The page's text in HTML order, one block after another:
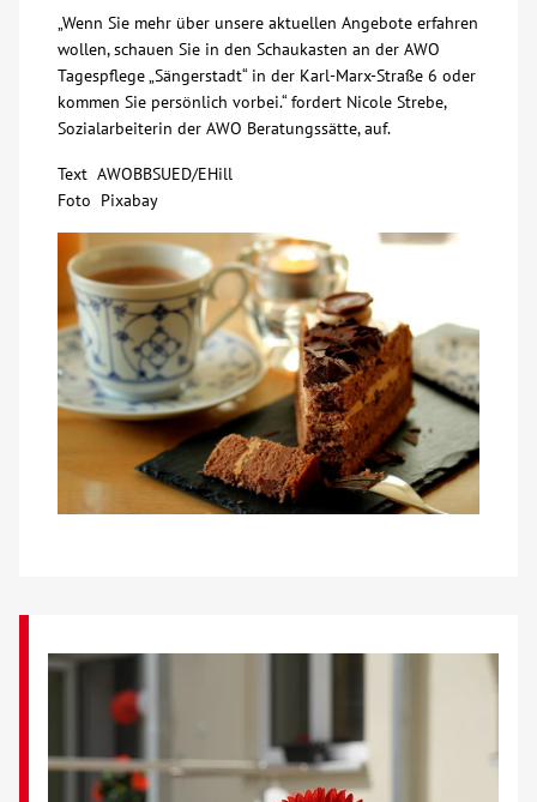
Suche
Kontakt
„Wenn Sie mehr über unsere aktuellen Angebote erfahren
wollen, schauen Sie in den Schaukasten an der AWO
Tagespflege „Sängerstadt“ in der Karl-Marx-Straße 6 oder
kommen Sie persönlich vorbei.“ fordert Nicole Strebe,
Sozialarbeiterin der AWO Beratungssätte, auf.
Text AWOBBSUED/EHill
Foto Pixabay